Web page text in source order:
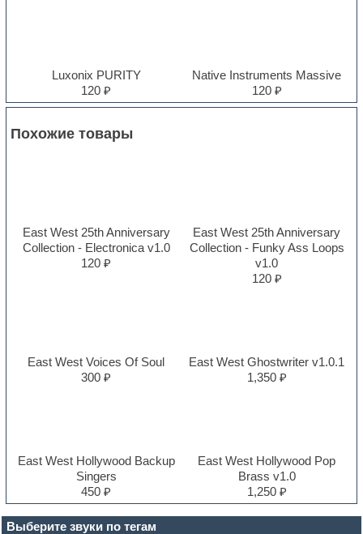
Выберите звуки по тегам
Luxonix PURITY
120 ₽
Native Instruments Massive
120 ₽
Похожие товары
East West 25th Anniversary
Collection - Electronica v1.0
120 ₽
East West 25th Anniversary
Collection - Funky Ass Loops
v1.0
120 ₽
East West Voices Of Soul
300 ₽
East West Ghostwriter v1.0.1
1,350 ₽
East West Hollywood Backup
Singers
450 ₽
East West Hollywood Pop
Brass v1.0
1,250 ₽